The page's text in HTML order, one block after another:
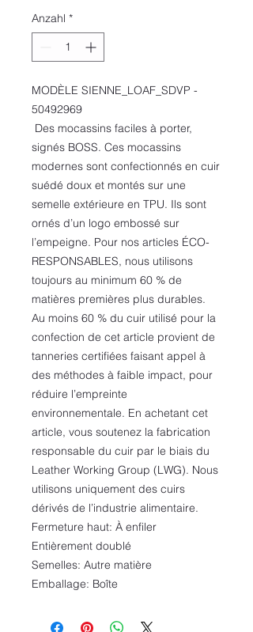
Anzahl *
MODÈLE SIENNE_LOAF_SDVP -
50492969
Des mocassins faciles à porter,
signés BOSS. Ces mocassins
modernes sont confectionnés en cuir
suédé doux et montés sur une
semelle extérieure en TPU. Ils sont
ornés d’un logo embossé sur
l’empeigne. Pour nos articles ÉCO-
RESPONSABLES, nous utilisons
toujours au minimum 60 % de
matières premières plus durables.
Au moins 60 % du cuir utilisé pour la
confection de cet article provient de
tanneries certifiées faisant appel à
des méthodes à faible impact, pour
réduire l’empreinte
environnementale. En achetant cet
article, vous soutenez la fabrication
responsable du cuir par le biais du
Leather Working Group (LWG). Nous
utilisons uniquement des cuirs
dérivés de l’industrie alimentaire.
Fermeture haut: À enfiler
Entièrement doublé
Semelles: Autre matière
Emballage: Boîte